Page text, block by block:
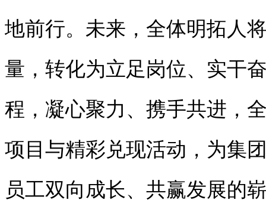
地前行。未来，全体明拓人
量，转化为立足岗位、实干
程，凝心聚力、携手共进，
项目与精彩兑现活动， 为集
员工双向成长、共赢发展的